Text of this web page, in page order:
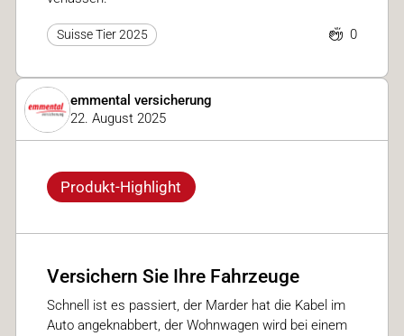
Suisse Tier 2025 0
emmental versicherung
22. August 2025
Produkt-Highlight
Versichern Sie Ihre Fahrzeuge
Schnell ist es passiert, der Marder hat die Kabel im
Auto angeknabbert, der Wohnwagen wird bei einem